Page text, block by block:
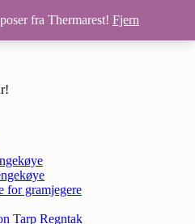
for gramjegere
Tarp Regntak
fra Thermarest! Fjern